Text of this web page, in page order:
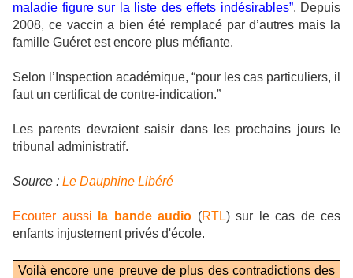
maladie figure sur la liste des effets indésirables”. Depuis
2008, ce vaccin a bien été remplacé par d’autres mais la
famille Guéret est encore plus méfiante.
Selon l’Inspection académique, “pour les cas particuliers, il
faut un certificat de contre-indication.”
Les parents devraient saisir dans les prochains jours le
tribunal administratif.
Source : Le Dauphine Libéré
Ecouter aussi la bande audio (RTL) sur le cas de ces
enfants injustement privés d'école.
Voilà encore une preuve de plus des contradictions des